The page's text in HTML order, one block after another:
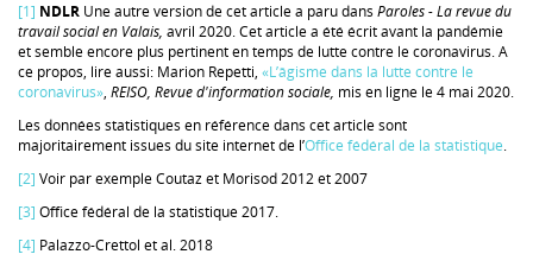
[1] NDLR Une autre version de cet article a paru dans Paroles- La revue du
travail social en Valais, avril 2020. Cet article a été écrit avant la pandémie
et semble encore plus pertinent en temps de lutte contre le coronavirus. A
ce propos, lire aussi: Marion Repetti, «L’âgisme dans la lutte contre le
coronavirus», REISO, Revue d'information sociale, mis en ligne le 4 mai 2020.
Les données statistiques en référence dans cet article sont
majoritairement issues du site internet de l’Office fédéral de la statistique.
[2] Voir par exemple Coutaz et Morisod 2012 et 2007
[3] Office fédéral de la statistique 2017.
[4] Palazzo-Crettol et al. 2018